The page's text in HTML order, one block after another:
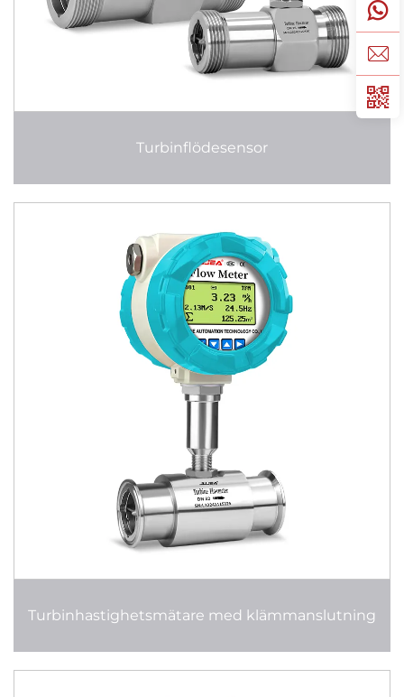
Turbinflödesensor
Turbinhastighetsmätare med klämmanslutning